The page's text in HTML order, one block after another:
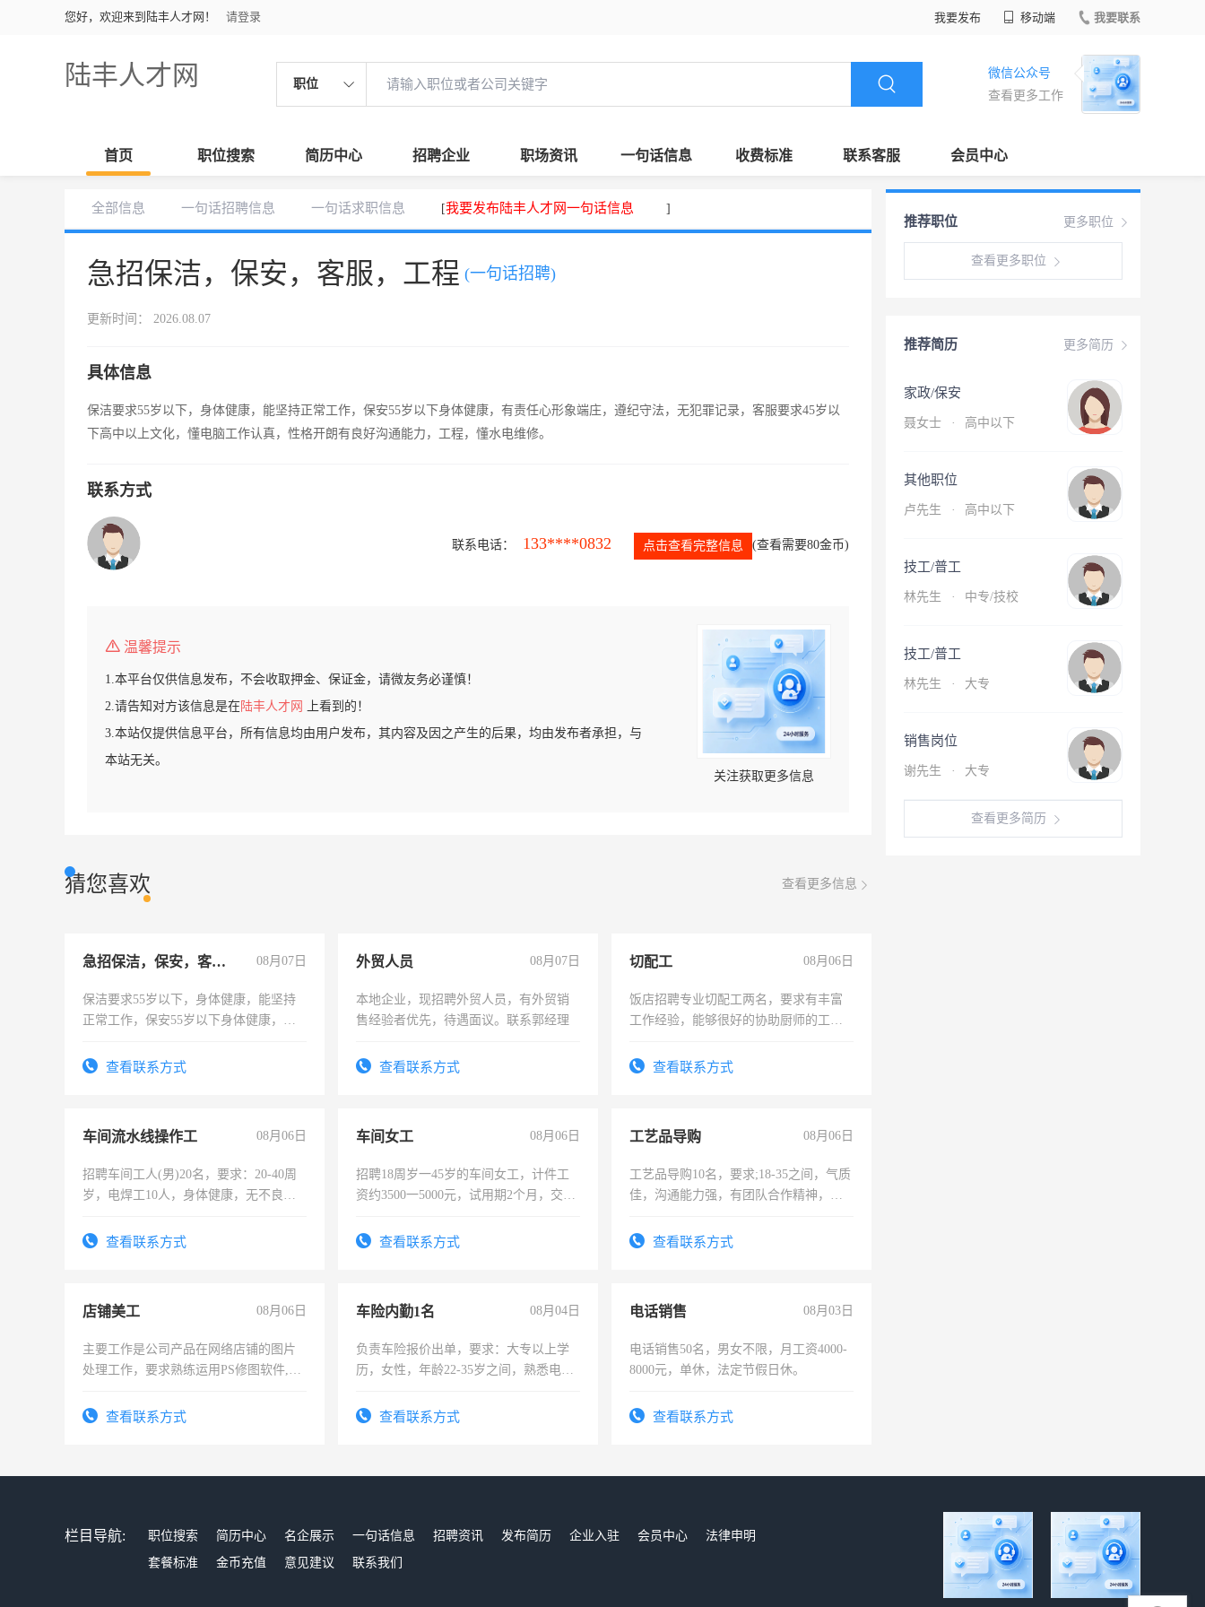
您好，欢迎来到陆丰人才网！ 请登录 我要发布 移动端 我要联系
陆丰人才网 职位
微信公众号
查看更多工作
首页 职位搜索 简历中心 招聘企业 职场资讯 一句话信息 收费标准 联系客服 会员中心
全部信息 一句话招聘信息 一句话求职信息 [我要发布陆丰人才网一句话信息 ]
急招保洁，保安，客服，工程 (一句话招聘)
更新时间： 2026.08.07
具体信息
保洁要求55岁以下，身体健康，能坚持正常工作，保安55岁以下身体健康，有责任心形象端庄，遵纪守法，无犯罪记录，客服要求45岁以
下高中以上文化，懂电脑工作认真，性格开朗有良好沟通能力，工程，懂水电维修。
联系方式
联系电话： 133****0832 点击查看完整信息 (查看需要80金币)
温馨提示
1.本平台仅供信息发布，不会收取押金、保证金，请微友务必谨慎！
2.请告知对方该信息是在陆丰人才网
上看到的！
3.本站仅提供信息平台，所有信息均由用户发布，其内容及因之产生的后果，均由发布者承担，与
本站无关。
关注获取更多信息
猜您喜欢 查看更多信息
急招保洁，保安，客服，工程 08月07日
保洁要求55岁以下，身体健康，能坚持
正常工作，保安55岁以下身体健康，有
录，客服要求45岁以下高中以上文化，
查看联系方式
外贸人员 08月07日
本地企业，现招聘外贸人员，有外贸销
售经验者优先，待遇面议。联系郭经理
查看联系方式
切配工 08月06日
饭店招聘专业切配工两名，要求有丰富
工作经验，能够很好的协助厨师的工
4500。查看联系方式
车间流水线操作工 08月06日
招聘车间工人(男)20名，要求：20-40周
岁，电焊工10人，身体健康，无不良嗜
宿，免费发放劳保用品，两班倒，每月
查看联系方式
车间女工 08月06日
招聘18周岁一45岁的车间女工，计件工
资约3500一5000元，试用期2个月，交五
查看联系方式
工艺品导购 08月06日
工艺品导购10名，要求;18-35之间，气质
佳，沟通能力强，有团队合作精神，有
查看联系方式
店铺美工 08月06日
主要工作是公司产品在网络店铺的图片
处理工作，要求熟练运用PS修图软件,工
查看联系方式
车险内勤1名 08月04日
负责车险报价出单，要求：大专以上学
历，女性，年龄22-35岁之间，熟悉电脑
试用期1-3个月，转正后交纳五险，
查看联系方式
电话销售 08月03日
电话销售50名，男女不限，月工资4000-
8000元，单休，法定节假日休。
查看联系方式
更多职位
推荐职位
查看更多职位
更多简历
推荐简历
家政/保安
聂女士 · 高中以下
其他职位
卢先生 · 高中以下
技工/普工
林先生 · 中专/技校
技工/普工
林先生 · 大专
销售岗位
谢先生 · 大专
查看更多简历
栏目导航: 职位搜索 简历中心 名企展示 一句话信息 招聘资讯 发布简历 企业入驻 会员中心
法律申明
套餐标准
金币充值 意见建议 联系我们